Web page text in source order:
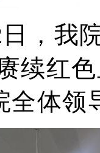
日，我
续红
全体领